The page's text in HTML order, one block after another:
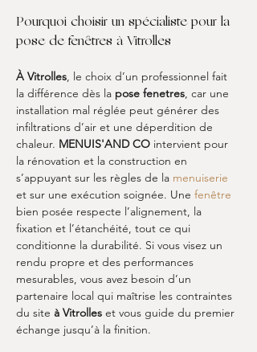
Pourquoi choisir un spécialiste pour la
pose de fenêtres à Vitrolles
À Vitrolles, le choix d’un professionnel fait
la différence dès la pose fenetres, car une
installation mal réglée peut générer des
infiltrations d’air et une déperdition de
chaleur. MENUIS'AND CO intervient pour
la rénovation et la construction en
s’appuyant sur les règles de la menuiserie
et sur une exécution soignée. Une fenêtre
bien posée respecte l’alignement, la
fixation et l’étanchéité, tout ce qui
conditionne la durabilité. Si vous visez un
rendu propre et des performances
mesurables, vous avez besoin d’un
partenaire local qui maîtrise les contraintes
du site à Vitrolles et vous guide du premier
échange jusqu’à la finition.